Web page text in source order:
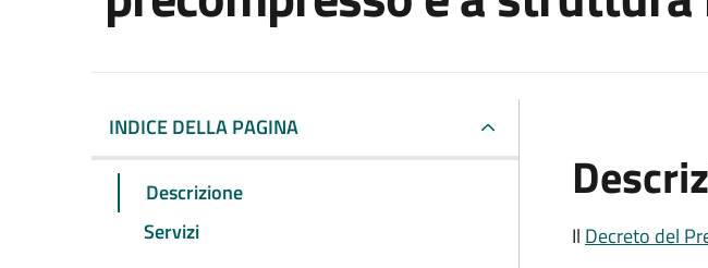
INDICE DELLA PAGINA
Descrizione
Servizi
Il Decreto del